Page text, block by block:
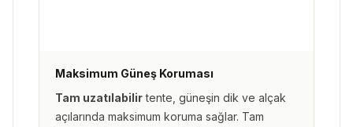
Maksimum Güneş Koruması
Tam uzatılabilirtente, güneşin dik ve alçak
açılarında maksimum koruma sağlar. Tam